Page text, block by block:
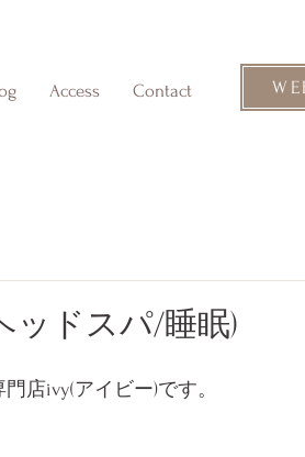
Access Contact
ッドスパ/睡眠)
店ivy(アイビー)です。